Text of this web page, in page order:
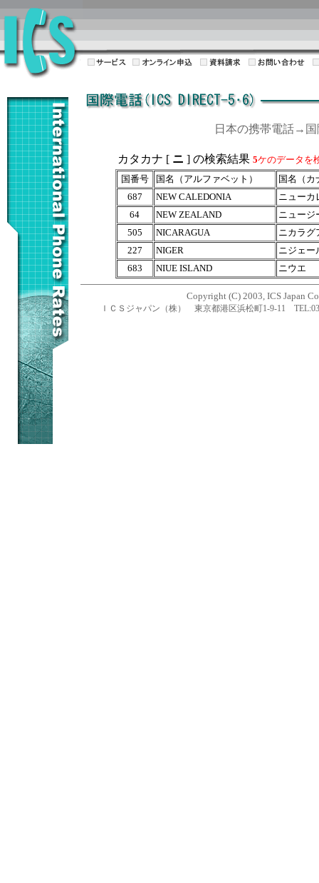
日本の携帯電話→
カタカナ [ ニ ] の検索結果 5ケのデータを
国番号
国名（アルファベット）
国名（カ
687
NEW CALEDONIA
ニューカ
64
NEW ZEALAND
ニュージ
505
NICARAGUA
ニカラグ
227
NIGER
ニジェー
683
NIUE ISLAND ニウエ
Copyright (C) 2003, ICS Japan
ＩＣＳジャパン（株） 東京都港区浜松町1-9-11